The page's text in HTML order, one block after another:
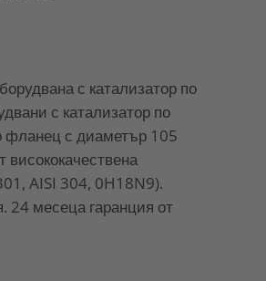
с катализатор по
с катализатор по
фланец с диаметър 105
AISI 304, 0H18N9).
24 месеца гаранция от